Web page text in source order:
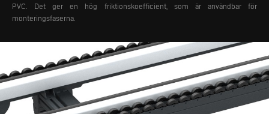
PVC. Det ger en hög friktionskoefficient, som är användbar för
monteringsfaserna.